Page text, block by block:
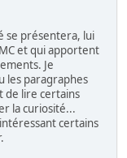
se présentera, lui
et qui apportent
Je
les paragraphes
de lire certains
la curiosité...
certains